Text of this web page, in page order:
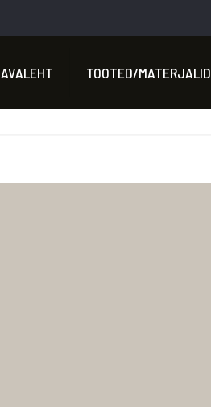
AVALEHT TOOTED/MATERJALID